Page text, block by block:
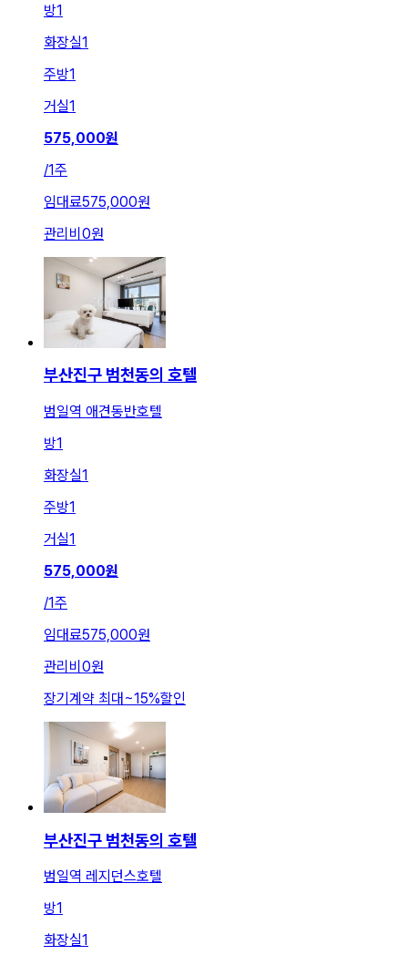
방1
화장실1
주방1
거실1
575,000원
/1주
임대료575,000원
관리비 0원
부산진구 범천동의 호텔
범일역 애견동반호텔
방1
화장실1
주방1
거실1
575,000원
/1주
임대료575,000원
관리비 0원
장기계약 최대~15%할인
부산진구 범천동의 호텔
범일역 레지던스호텔
방1
화장실1